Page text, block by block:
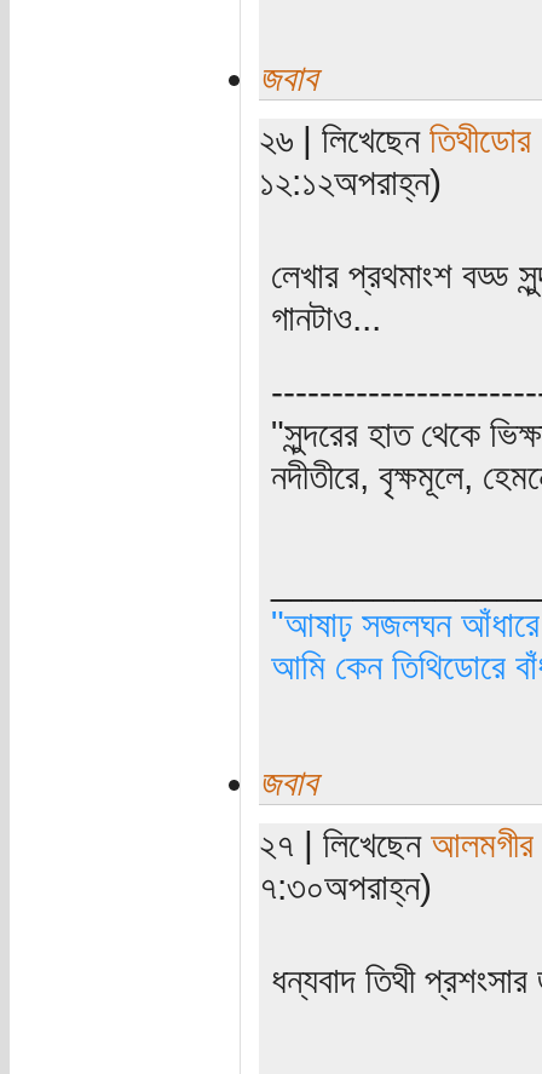
জবাব
২৬ | লিখেছেন তিথীডোর
১২:১২অপরাহ্ন)
লেখার প্রথমাংশ বড্ড
গানটাও...
"সুন্দরের হাত থেকে
নদীতীরে, বৃক্ষমূলে,
"আষাঢ় সজলঘন আঁধারে,
আমি কেন তিথিডোরে
জবাব
২৭ | লিখেছেন আলমগীর
৭:৩০অপরাহ্ন)
ধন্যবাদ তিথী